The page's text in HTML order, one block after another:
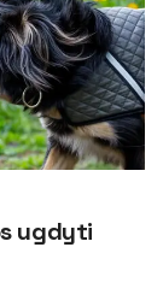
ugdyti